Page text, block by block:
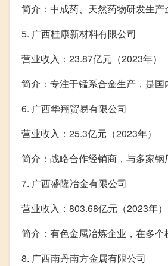
简介：中成药、天然药物研发生产
5. 广西桂康新材料有限公司
营业收入：23.87亿元（2023年）
简介：专注于锰系合金生产，是国
6. 广西华翔贸易有限公司
营业收入：25.3亿元（2023年）
简介：战略合作经销商，与多家钢
7. 广西盛隆冶金有限公司
营业收入：803.68亿元（2023年）
简介：有色金属冶炼企业，在多个
8. 广西南丹南方金属有限公司